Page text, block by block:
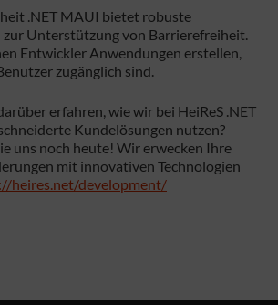
.NET MAUI bietet robuste
Unterstützung von Barrierefreiheit.
Entwickler Anwendungen erstellen,
zugänglich sind.
erfahren, wie wir bei HeiReS .NET
Kundelösungen nutzen?
noch heute! Wir erwecken Ihre
mit innovativen Technologien
heires.net/development/